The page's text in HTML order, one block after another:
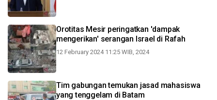
Orotitas Mesir peringatkan 'dampak
mengerikan' serangan Israel di Rafah
12 February 2024 11:25 WIB, 2024
Tim gabungan temukan jasad mahasiswa
yang tenggelam di Batam